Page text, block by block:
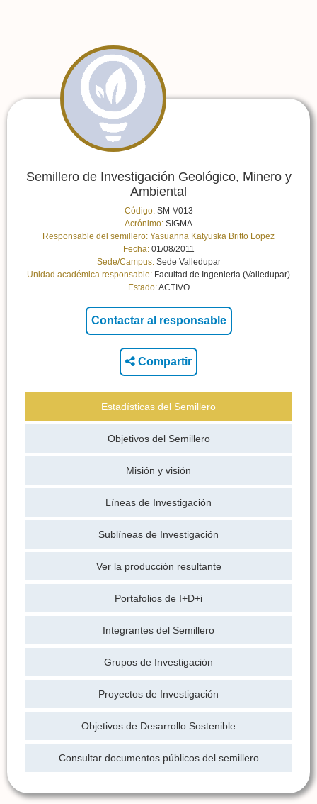
Semillero de Investigación Geológico, Minero y
Ambiental
Código:SM-V013
Acrónimo: SIGMA
Responsable del semillero: Yasuanna Katyuska Britto Lopez
Fecha:01/08/2011
Sede/Campus:Sede Valledupar
Unidad académica responsable: Facultad de Ingenieria (Valledupar)
Estado:ACTIVO
Compartir
Estadísticas del Semillero
Objetivos del Semillero
Misión y visión
Líneas de Investigación
Sublíneas de Investigación
Ver la producción resultante
Portafolios de I+D+i
Integrantes del Semillero
Grupos de Investigación
Proyectos de Investigación
Objetivos de Desarrollo Sostenible
Consultar documentos públicos del semillero